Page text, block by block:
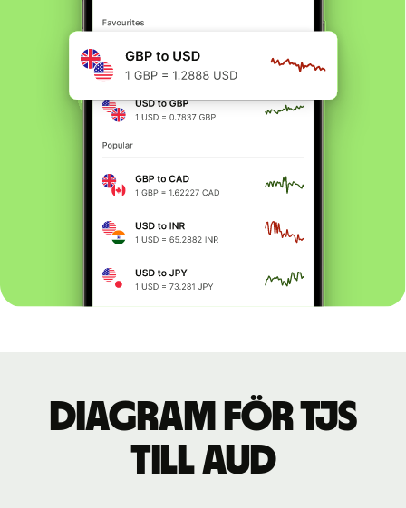
Diagram för TJS
till AUD